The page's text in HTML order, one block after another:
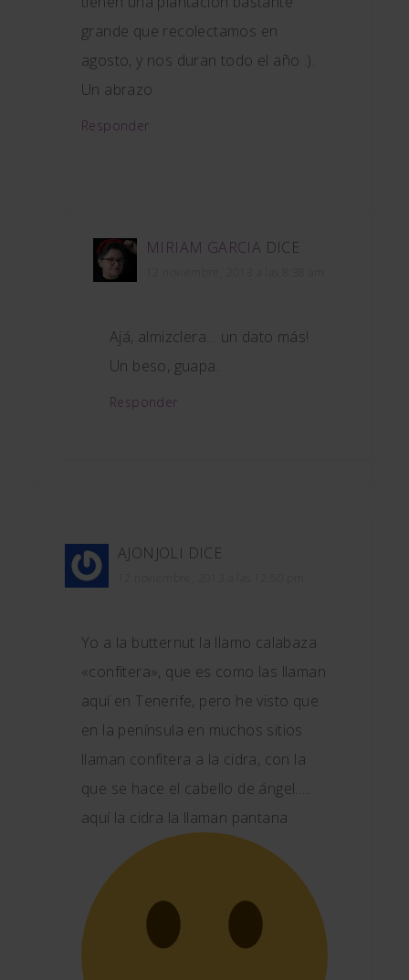
grande que recolectamos en
agosto, y nos duran todo el año :).
Un abrazo
Responder
MIRIAM GARCIA DICE
Ajá, almizclera… un dato más!
Un beso, guapa.
Responder
AJONJOLI DICE
Yo a la butternut la llamo calabaza
«confitera», que es como las llaman
aquí en Tenerife, pero he visto que
en la península en muchos sitios
llaman confitera a la cidra, con la
que se hace el cabello de ángel…..
aquí la cidra la llaman pantana